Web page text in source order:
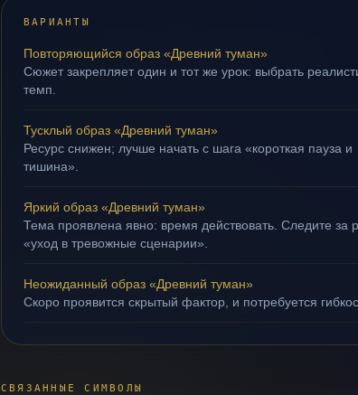
ВАРИАНТЫ
Повторяющийся образ «Древний туман»
Сюжет закрепляет один и тот же урок: выбрать
темп.
Тусклый образ «Древний туман»
Ресурс снижен; лучше начать с шага «короткая пауза и
тишина».
Яркий образ «Древний туман»
Тема проявлена явно: время действовать. Следите за
«уход в тревожные сценарии».
Неожиданный образ «Древний туман»
Скоро проявится скрытый фактор, и потребуется
СВЯЗАННЫЕ СИМВОЛЫ